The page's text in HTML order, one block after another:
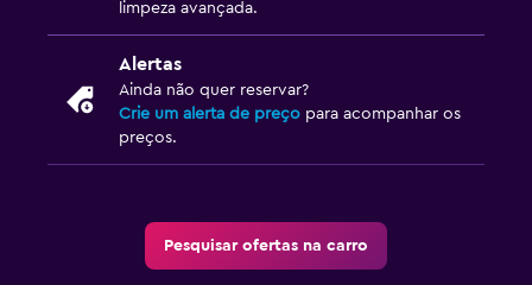
limpeza avançada.
Alertas
Ainda não quer reservar?
Crie um alerta de preço para acompanhar os
preços.
Pesquisar ofertas na carro